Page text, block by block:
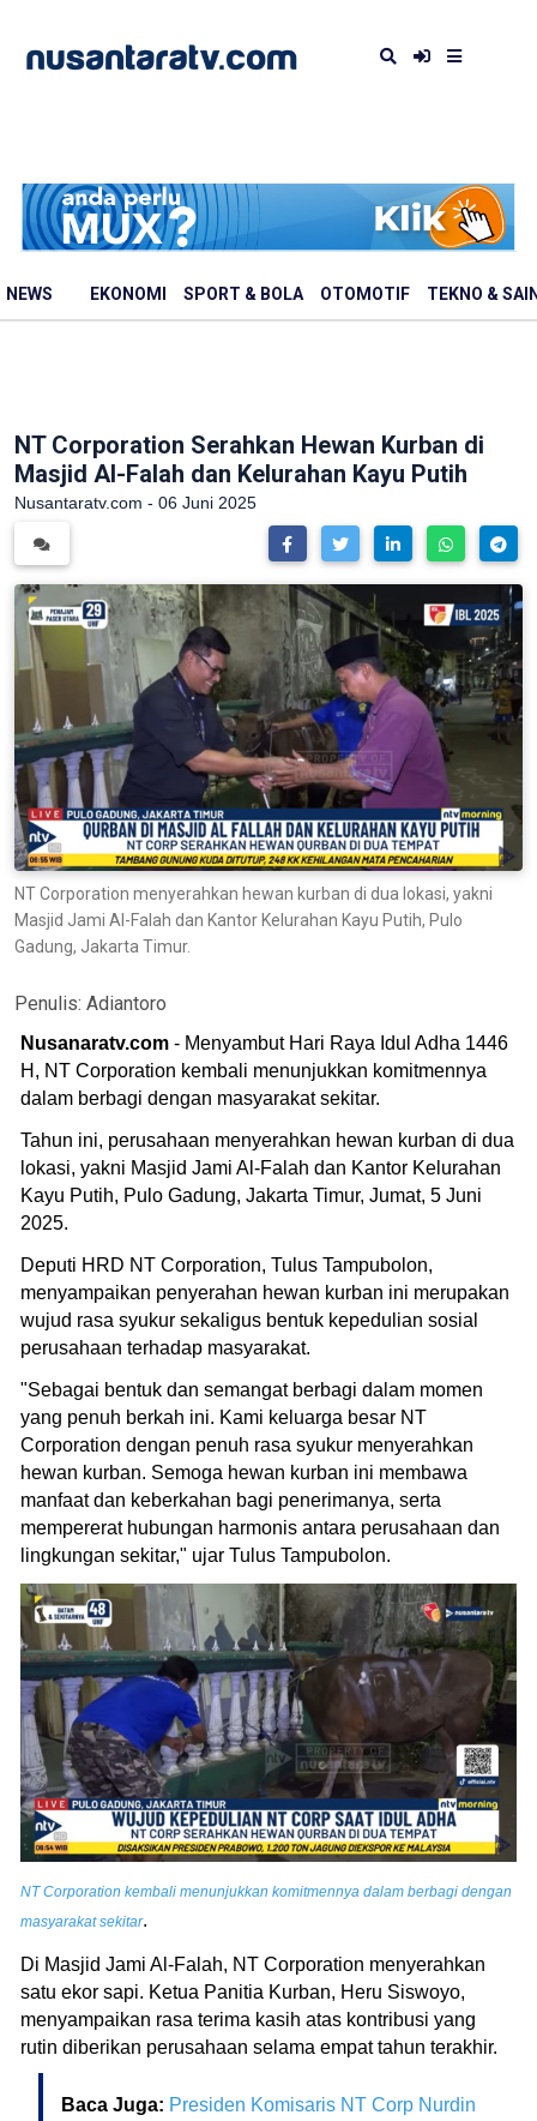
NEWS EKONOMI SPORT & BOLA OTOMOTIF TEKNO &
NT Corporation Serahkan Hewan Kurban di
Masjid Al-Falah dan Kelurahan Kayu Putih
Nusantaratv.com - 06 Juni 2025
NT Corporation menyerahkan hewan kurban di dua lokasi, yakni
Masjid Jami Al-Falah dan Kantor Kelurahan Kayu Putih, Pulo
Gadung, Jakarta Timur.
Penulis: Adiantoro
Nusanaratv.com - Menyambut Hari Raya Idul Adha 1446
H, NT Corporation kembali menunjukkan komitmennya
dalam berbagi dengan masyarakat sekitar.
Tahun ini, perusahaan menyerahkan hewan kurban di dua
lokasi, yakni Masjid Jami Al-Falah dan Kantor Kelurahan
Kayu Putih, Pulo Gadung, Jakarta Timur, Jumat, 5 Juni
2025.
Deputi HRD NT Corporation, Tulus Tampubolon,
menyampaikan penyerahan hewan kurban ini merupakan
wujud rasa syukur sekaligus bentuk kepedulian sosial
perusahaan terhadap masyarakat.
"Sebagai bentuk dan semangat berbagi dalam momen
yang penuh berkah ini. Kami keluarga besar NT
Corporation dengan penuh rasa syukur menyerahkan
hewan kurban. Semoga hewan kurban ini membawa
manfaat dan keberkahan bagi penerimanya, serta
mempererat hubungan harmonis antara perusahaan dan
lingkungan sekitar," ujar Tulus Tampubolon.
NT Corporation kembali menunjukkan komitmennya dalam berbagi dengan
masyarakat sekitar.
Di Masjid Jami Al-Falah, NT Corporation menyerahkan
satu ekor sapi. Ketua Panitia Kurban, Heru Siswoyo,
menyampaikan rasa terima kasih atas kontribusi yang
rutin diberikan perusahaan selama empat tahun terakhir.
Baca Juga: Presiden Komisaris NT Corp Nurdin